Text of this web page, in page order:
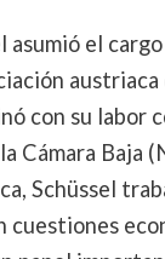
asumió el
austriaca
con su labor
Cámara Baja
Schüssel
cuestiones